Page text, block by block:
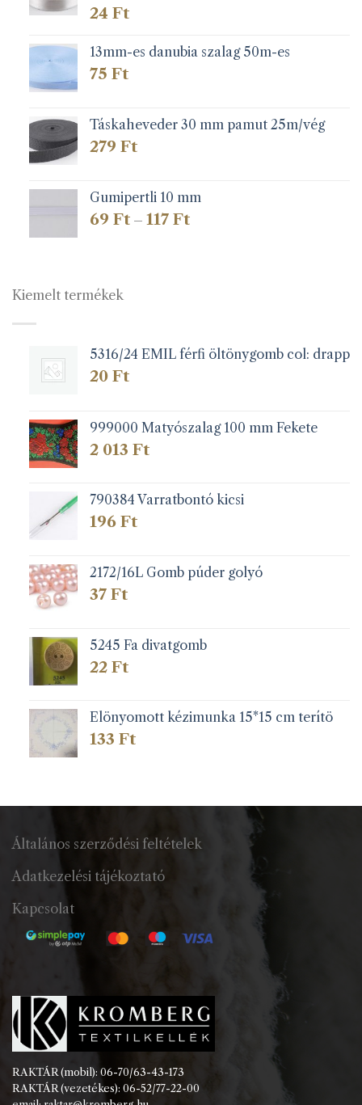
24 Ft
13mm-es danubia szalag 50m-es
75 Ft
Táskaheveder 30 mm pamut 25m/vég
279 Ft
Gumipertli 10 mm
69 Ft – 117 FtÁrtartomány:
Kiemelt termékek
5316/24 EMIL férfi öltönygomb col: drapp
20 Ft
999000 Matyószalag 100 mm Fekete
2 013 Ft
790384 Varratbontó kicsi
196 Ft
2172/16L Gomb púder golyó
37 Ft
5245 Fa divatgomb
22 Ft
Elönyomott kézimunka 15*15 cm terítö
133 Ft
Általános szerződési feltételek
Adatkezelési tájékoztató
Kapcsolat
RAKTÁR (mobil): 06-70/63-43-173
RAKTÁR (vezetékes): 06-52/77-22-00